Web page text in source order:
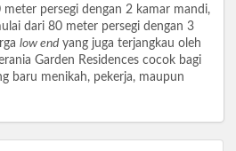
persegi dengan 2 kamar mandi,
dari 80 meter persegi dengan 3
low endyang juga terjangkau oleh
Garden Residences cocok bagi
baru menikah, pekerja, maupun